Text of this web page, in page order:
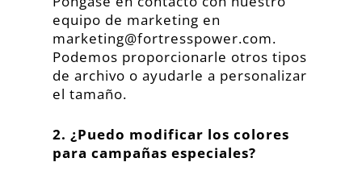
equipo de marketing en
marketing@fortresspower.com.
Podemos proporcionarle otros tipos
de archivo o ayudarle a personalizar
el tamaño.
2. ¿Puedo modificar los colores
para campañas especiales?